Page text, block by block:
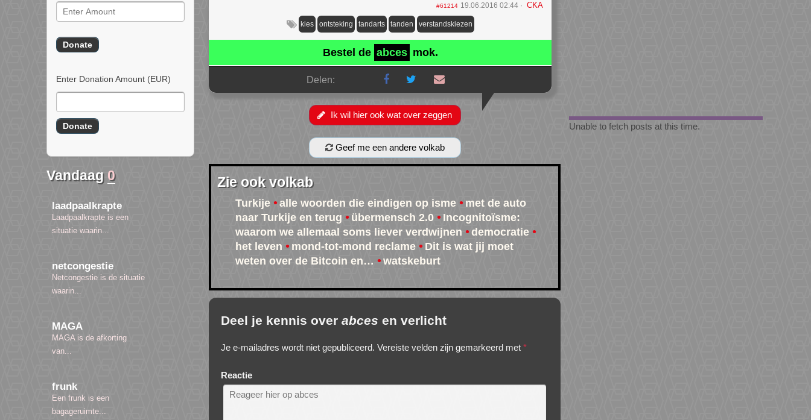
Enter Donation Amount (EUR)
Vandaag 0
laadpaalkrapte
Laadpaalkrapte is een
situatie waarin...
netcongestie
Netcongestie is de situatie
waarin...
MAGA
MAGA is de afkorting
van...
frunk
Een frunk is een
bagageruimte...
#61214 19.06.2016 02:44 CKA
kies ontsteking tandarts tanden verstandskiezen
Bestel de abces mok.
Delen:
Ik wil hier ook wat over zeggen
Geef me een andere volkab
Zie ook volkab
Turkije alle woorden die eindigen op isme
met de auto
naar Turkije en terug
übermensch 2.0
Incognitoïsme:
waarom we allemaal soms liever verdwijnen
democratie
het leven
mond-tot-mond reclame
Dit is wat jij moet
weten over de Bitcoin en…
watskeburt
Deel je kennis over abces en verlicht
Je e-mailadres wordt niet gepubliceerd. Vereiste velden zijn gemarkeerd met *
Reactie
Unable to fetch posts at this time.